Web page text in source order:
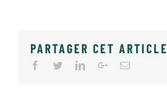
PARTAGER CET ARTICLE
Facebook
TwitterLinkedInGoogle+